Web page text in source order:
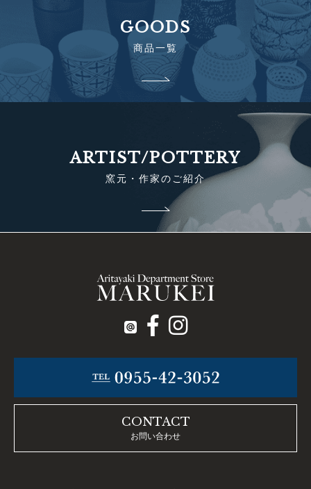
GOODS
商品一覧
ARTIST/POTTERY
窯元・作家のご紹介
CONTACT
お問い合わせ